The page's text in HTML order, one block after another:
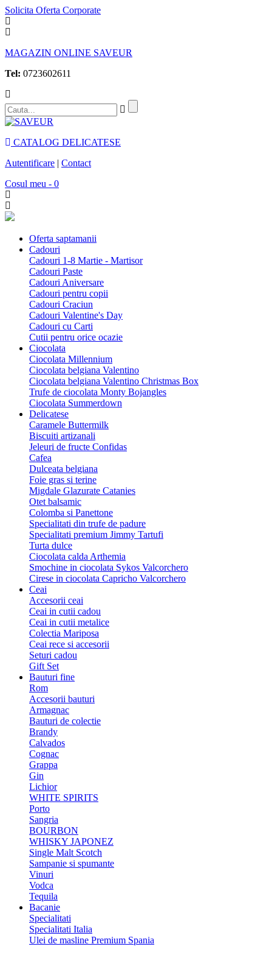
Solicita Oferta Corporate
MAGAZIN ONLINE SAVEUR
Tel: 0723602611
CATALOG DELICATESE
Autentificare | Contact
Cosul meu - 0
Oferta saptamanii
Cadouri
Cadouri 1-8 Martie - Martisor
Cadouri Paste
Cadouri Aniversare
Cadouri pentru copii
Cadouri Craciun
Cadouri Valentine's Day
Cadouri cu Carti
Cutii pentru orice ocazie
Ciocolata
Ciocolata Millennium
Ciocolata belgiana Valentino
Ciocolata belgiana Valentino Christmas Box
Trufe de ciocolata Monty Bojangles
Ciocolata Summerdown
Delicatese
Caramele Buttermilk
Biscuiti artizanali
Jeleuri de fructe Confidas
Cafea
Dulceata belgiana
Foie gras si terine
Migdale Glazurate Catanies
Otet balsamic
Colomba si Panettone
Specialitati din trufe de padure
Specialitati premium Jimmy Tartufi
Turta dulce
Ciocolata calda Arthemia
Smochine in ciocolata Sykos Valcorchero
Cirese in ciocolata Capricho Valcorchero
Ceai
Accesorii ceai
Ceai in cutii cadou
Ceai in cutii metalice
Colectia Mariposa
Ceai rece si accesorii
Seturi cadou
Gift Set
Bauturi fine
Rom
Accesorii bauturi
Armagnac
Bauturi de colectie
Brandy
Calvados
Cognac
Grappa
Gin
Lichior
WHITE SPIRITS
Porto
Sangria
BOURBON
WHISKY JAPONEZ
Single Malt Scotch
Sampanie si spumante
Vinuri
Vodca
Tequila
Bacanie
Specialitati
Specialitati Italia
Ulei de masline Premium Spania